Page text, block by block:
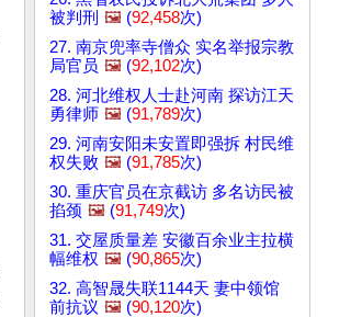
被判刑 🖼️ (92,458次)
27. 南京兜率寺僧众 实名举报宗教
局官员 🖼️ (92,102次)
28. 河北维权人士赴河南 探访江天
勇律师 🖼️ (91,789次)
29. 河南安阳未安置即强拆 村民维
权失败 🖼️ (91,785次)
30. 重庆官员在京截访 多名访民被
掐颈 🖼️ (91,749次)
31. 交屋质量差 安徽百余业主拉横
幅维权 🖼️ (90,865次)
32. 高智晟失联1144天 妻中领馆
前抗议 🖼️ (90,120次)